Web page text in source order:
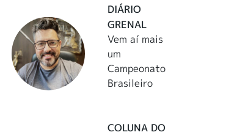
DIÁRIO
GRENAL
Vem aí mais
um
Campeonato
Brasileiro
COLUNA DO